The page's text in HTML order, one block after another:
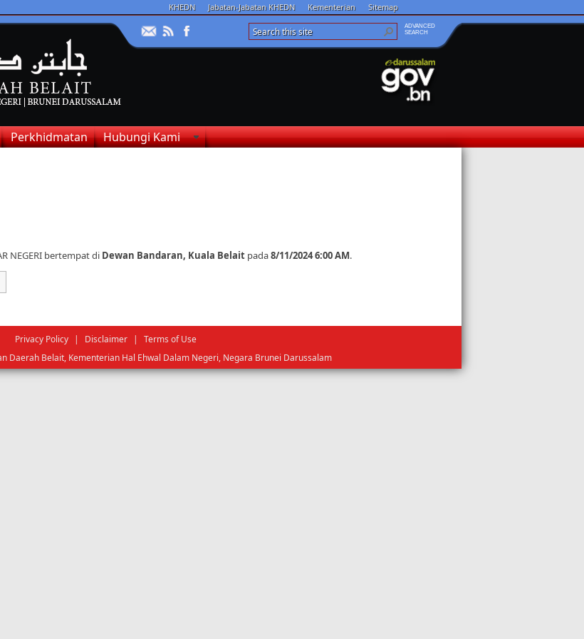
KHEDN Jabatan-Jabatan KHEDN Kementerian Sitemap
ADVANCED
SEARCH
Perkhidmatan Hubungi Kami
NEGERI bertempat di Dewan Bandaran, Kuala Belait pada8/11/2024 6:00 AM.
Privacy Policy | Disclaimer |
Terms of Use
Daerah Belait, Kementerian Hal Ehwal Dalam Negeri, Negara Brunei Darussalam